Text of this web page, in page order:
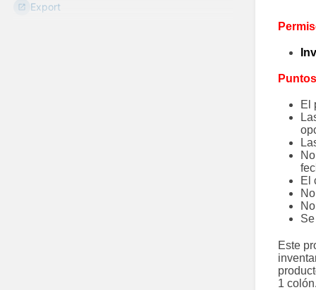
Export
El
El
Este
1 colón.